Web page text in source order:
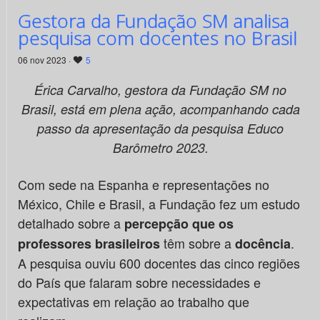
Gestora da Fundação SM analisa
pesquisa com docentes no Brasil
06 nov 2023 · 5
Érica Carvalho, gestora da Fundação SM no
Brasil, está em plena ação, acompanhando cada
passo da apresentação da pesquisa Educo
Barômetro 2023.
Com sede na Espanha e representações no
México, Chile e Brasil, a Fundação fez um estudo
detalhado sobre a percepção que os
professores brasileirostêm sobre adocência.
A pesquisa ouviu 600 docentes das cinco regiões
do País que falaram sobre necessidades e
expectativas em relação ao trabalho que